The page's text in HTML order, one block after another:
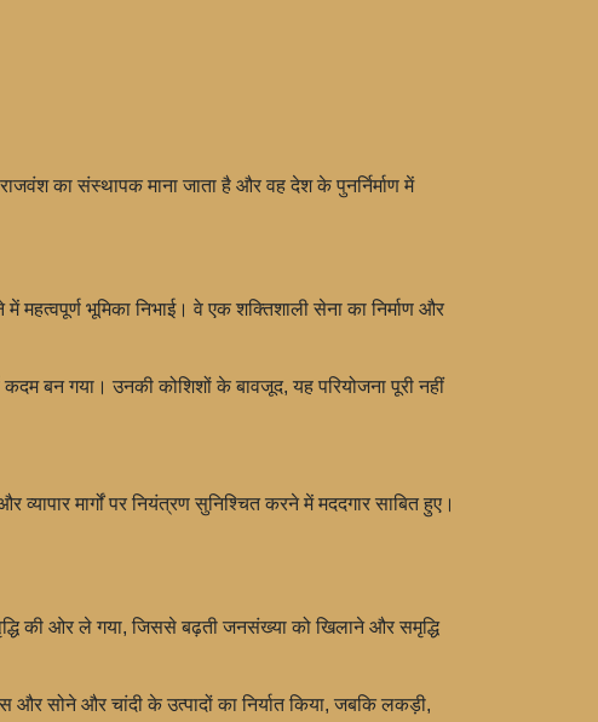
का संस्थापक माना जाता है और वह देश के पुनर्निर्माण में
भूमिका निभाई। वे एक शक्तिशाली सेना का निर्माण और
बन गया। उनकी कोशिशों के बावजूद, यह परियोजना पूरी नहीं
मार्गों पर नियंत्रण सुनिश्चित करने में मददगार साबित हुए।
की ओर ले गया, जिससे बढ़ती जनसंख्या को खिलाने और समृद्धि
सोने और चांदी के उत्पादों का निर्यात किया, जबकि लकड़ी,